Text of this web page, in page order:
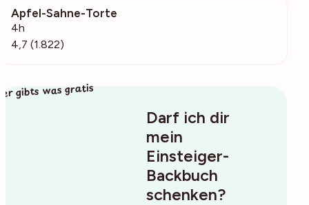
Apfel-Sahne-Torte
4h
4,7 (1.822)
Darf ich dir
mein
Einsteiger-
Backbuch
schenken?
gibts was gratis